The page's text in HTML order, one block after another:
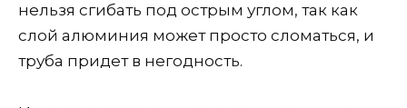
нельзя сгибать под острым углом, так как
слой алюминия может просто сломаться, и
труба придет в негодность.